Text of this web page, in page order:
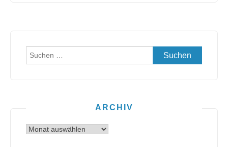
Suchen
ARCHIV
Archiv